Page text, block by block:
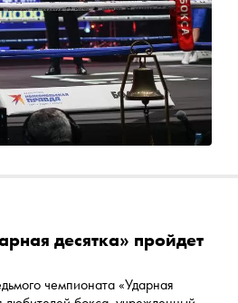
десятка» пройдет
чемпионата «Ударная